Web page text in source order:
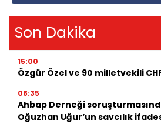
Son Dakika
15:00
Özgür Özel ve 90 milletvekili
08:35
Ahbap Derneği
Oğuzhan Uğur’un savcılık